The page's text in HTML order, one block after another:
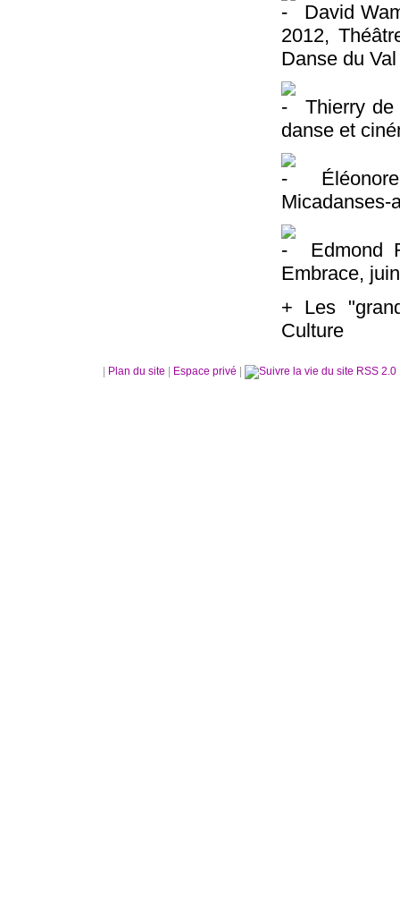
David
2012,
Danse du
Thierry de
danse et
Micadanses-
Edmond
Embrace,
+ Les
Culture
Plan du site Espace privé RSS 2.0